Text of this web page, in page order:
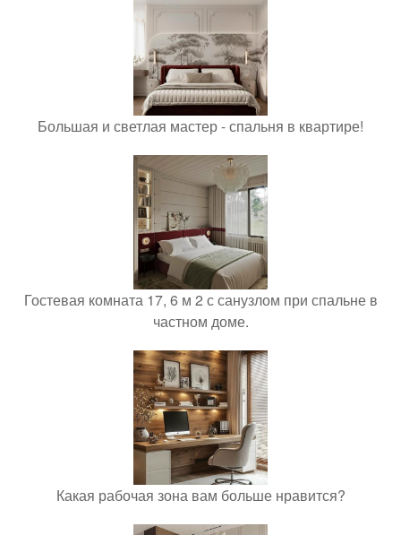
Большая и светлая мастер - спальня в квартире!
Гостевая комната 17, 6 м 2 с санузлом при спальне в
частном доме.
Какая рабочая зона вам больше нравится?